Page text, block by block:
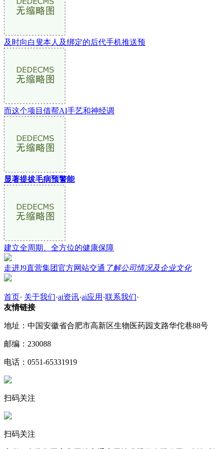
及时向白叟本人及绑定的后代手机推送预
而这个项目借帮AI手艺和神经调
显著提拔毛病预警能
建立全周期、全方位的健康保障
走进J9直营集团官方网站交通 了解公司情况及企业文化
首页· 关于我们·ai资讯·ai应用 ·联系我们·
友情链接
地址：中国安徽省合肥市高新区生物医药园支路华佗巷88号
邮编：230088
电话：0551-65331919
扫码关注
扫码关注